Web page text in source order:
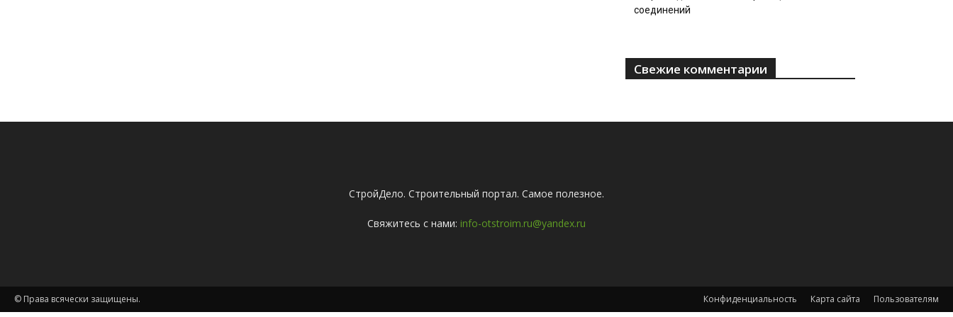
соединений
Свежие комментарии
СтройДело. Строительный портал. Самое полезное.
Свяжитесь с нами: info-otstroim.ru@yandex.ru
Конфиденциальность Карта сайта Пользователям
© Права всячески защищены.